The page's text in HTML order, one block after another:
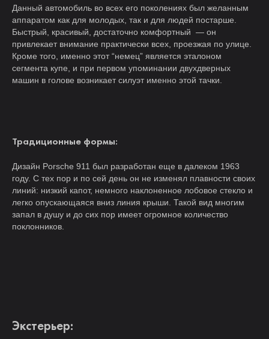
Данный автомобиль во всех его поколениях был желанным
аппаратом как для молодых, так и для людей постарше.
Быстрый, красивый, достаточно комфортный — он
привлекает внимание практически всех, проезжая по улице.
Кроме того, именно этот “немец” является эталоном
сегмента купе, и при первом упоминании двухдверных
машин в голове возникает силуэт именно этой тачки.
Традиционные формы:
Дизайн Porsche 911 был разработан еще в далеком 1963
году. С тех пор и по сей день он не изменял плавности своих
линий: низкий капот, немного наклоненное лобовое стекло и
легко опускающаяся вниз линия крыши. Такой вид многим
запал в душу и до сих пор имеет огромное количество
поклонников.
Экстерьер: